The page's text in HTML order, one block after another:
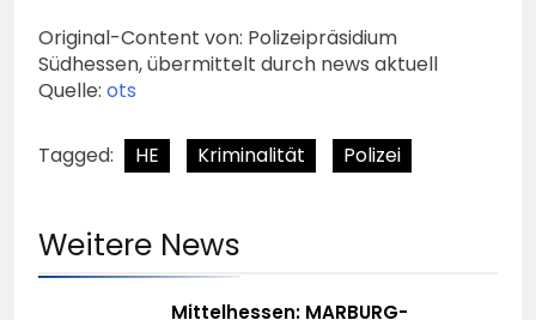
Original-Content von: Polizeipräsidium
Südhessen, übermittelt durch news aktuell
Quelle: ots
Tagged: HE Kriminalität Polizei
Weitere News
Mittelhessen: MARBURG-